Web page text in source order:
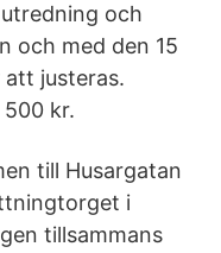
och
och med den 15
att justeras.
kr.
till Husargatan
i
tillsammans